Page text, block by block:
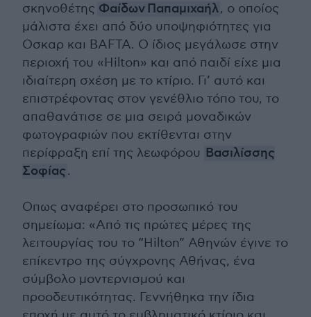
σκηνοθέτης Φαίδων Παπαμιχαήλ, ο οποίος
μάλιστα έχει από δύο υποψηφιότητες για
Οσκαρ και BAFTA. Ο ίδιος μεγάλωσε στην
περιοχή του «Hilton» και από παιδί είχε μια
ιδιαίτερη σχέση με το κτίριο. Γι’ αυτό και
επιστρέφοντας στον γενέθλιο τόπο του, το
απαθανάτισε σε μια σειρά μοναδικών
φωτογραφιών που εκτίθενται στην
περίφραξη επί της λεωφόρου Βασιλίσσης
Σοφίας.
Οπως αναφέρει στο προσωπικό του
σημείωμα: «Από τις πρώτες μέρες της
λειτουργίας του το “Hilton” Αθηνών έγινε το
επίκεντρο της σύγχρονης Αθήνας, ένα
σύμβολο μοντερνισμού και
προοδευτικότητας. Γεννήθηκα την ίδια